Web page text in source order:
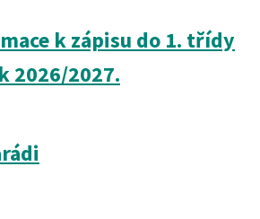
k zápisu do 1. třídy
2026/2027.